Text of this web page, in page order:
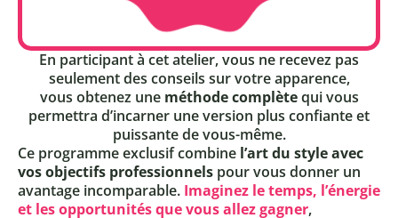
En participant à cet atelier, vous ne recevez pas
seulement des conseils sur votre apparence,
vous obtenez une méthode complètequi vous
permettra d’incarner une version plus confiante et
puissante de vous-même.
Ce programme exclusif combine l’art du style avec
vos objectifs professionnels pour vous donner un
avantage incomparable. Imaginez le temps, l’énergie
et les opportunités que vous allez gagner,